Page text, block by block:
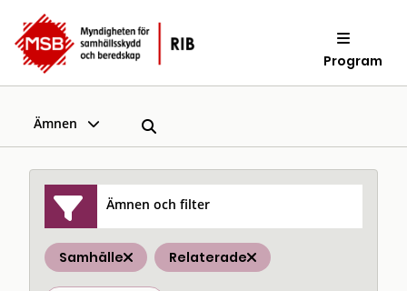
Program
Ämnen
Ämnen och filter
Samhälle Relaterade